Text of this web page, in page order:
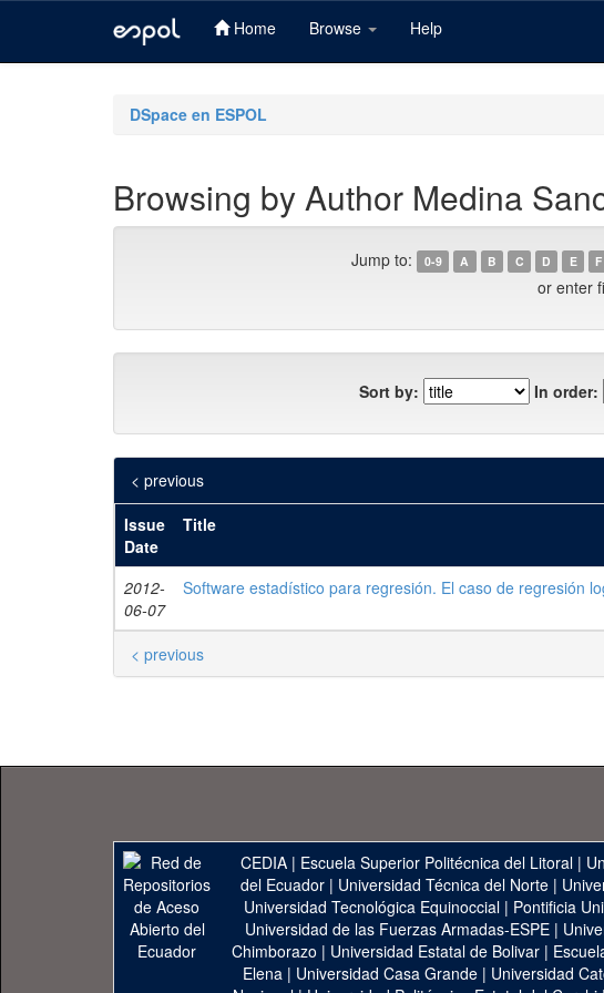
Home Browse Help
DSpace en ESPOL
Browsing by Author Medina
Jump to: 0-9 A B C D E F
or enter
Sort by: In order:
< previous
Issue
Date
Title
2012-
06-07
Software estadístico para regresión. El caso de regresión
< previous
CEDIA | Escuela Superior Politécnica del Litoral |
del Ecuador| Universidad Técnica del Norte|
Universidad Tecnológica Equinoccial| Pontificia
Universidad de las Fuerzas Armadas-ESPE |
Chimborazo | Universidad Estatal de Bolivar|
Elena | Universidad Casa Grande | Universidad